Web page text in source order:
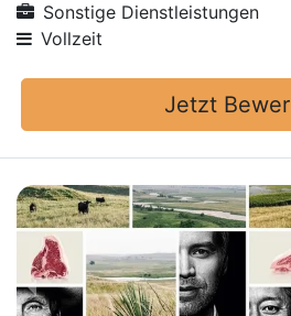
Sonstige Dienstleistungen
Vollzeit
Jetzt